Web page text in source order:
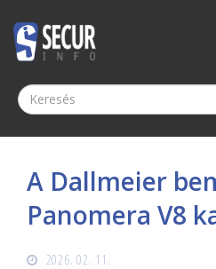
A Dallmeier
Panomera V8
2026. 02. 11.